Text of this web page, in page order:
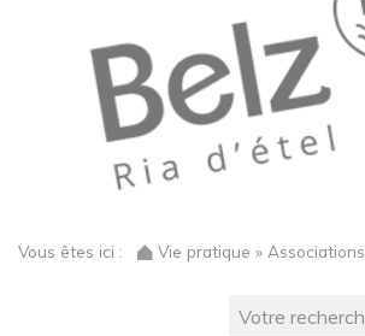
Vous êtes ici : Vie pratique » Associations